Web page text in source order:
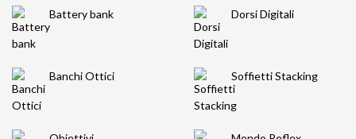
Battery bank Dorsi Digitali
Banchi Ottici Soffietti Stacking